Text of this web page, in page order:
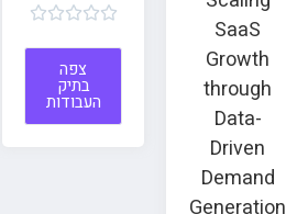
SaaS
Growth
through
Data-
Driven
Demand
Generation





צפה
בתיק
העבודות